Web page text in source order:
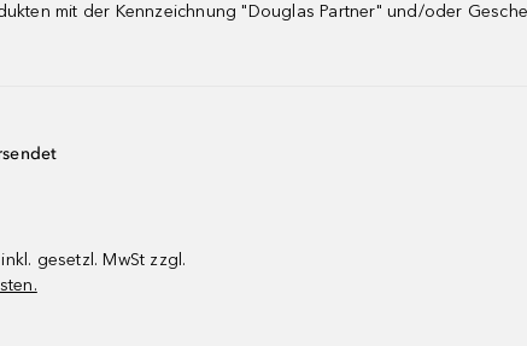
mit der Kennzeichnung "Douglas Partner" und/oder
gesetzl. MwSt zzgl.